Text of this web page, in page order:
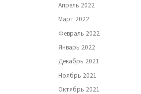
Апрель 2022
Март 2022
Февраль 2022
Январь 2022
Декабрь 2021
Ноябрь 2021
Октябрь 2021